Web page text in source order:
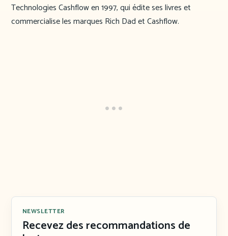
Technologies Cashflow en 1997, qui édite ses livres et
commercialise les marques Rich Dad et Cashflow.
NEWSLETTER
Recevez des recommandations de